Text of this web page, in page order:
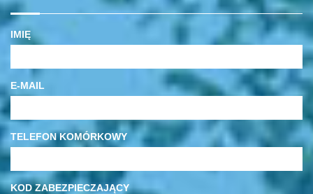
IMIĘ
E-MAIL
TELEFON KOMÓRKOWY
KOD ZABEZPIECZAJĄCY